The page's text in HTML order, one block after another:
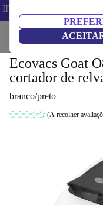
IPHONEDEAL –
Início Jardim
Ecovacs Goat
cortador de
branco/preto
(A recolher